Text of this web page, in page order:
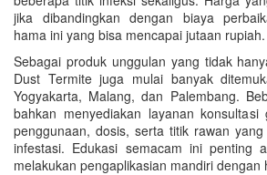
jika dibandingkan dengan biaya
hama ini yang bisa mencapai jutaan rupiah.
Sebagai produk unggulan yang tidak
Dust Termite juga mulai banyak
Yogyakarta, Malang, dan Palembang.
bahkan menyediakan layanan
penggunaan, dosis, serta titik rawan
infestasi. Edukasi semacam ini penting
melakukan pengaplikasian mandiri dengan